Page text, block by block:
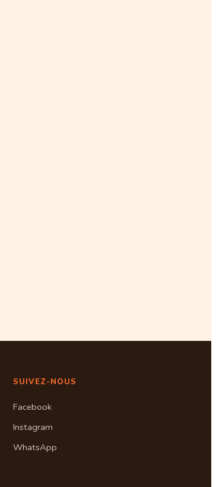
SUIVEZ-NOUS
Facebook
Instagram
WhatsApp